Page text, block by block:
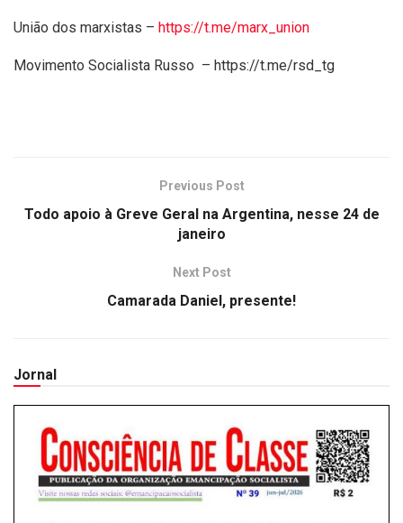
União dos marxistas – https://t.me/marx_union
Movimento Socialista Russo – https://t.me/rsd_tg
Previous Post
Todo apoio à Greve Geral na Argentina, nesse 24 de
janeiro
Next Post
Camarada Daniel, presente!
Jornal